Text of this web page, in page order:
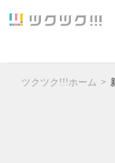
ツクツク!!!ホーム